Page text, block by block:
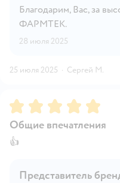
Благодарим, Вас, за
ФАРМТЕК.
28 июля 2025
25 июля 2025 · Сергей М.
Рейтинг:5
Общие впечатления
👍
Представитель